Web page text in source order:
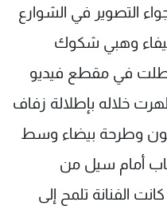
التصوير في الشوارع
هيفاء وهبي شكوك
أطلت في مقطع فيديو
خلاله بإطلالة زفاف
وطرحة بيضاء وسط
أمام سيل من
الفنانة تلمح إلى